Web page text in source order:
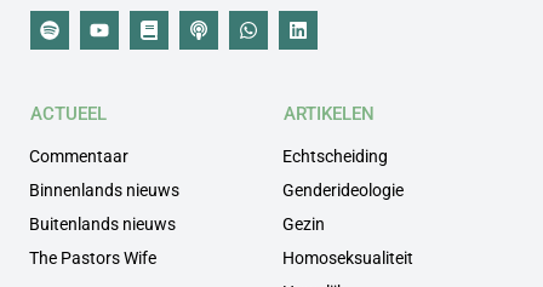
ACTUEEL
Commentaar
Binnenlands nieuws
Buitenlands nieuws
The Pastors Wife
ARTIKELEN
Echtscheiding
Genderideologie
Gezin
Homoseksualiteit